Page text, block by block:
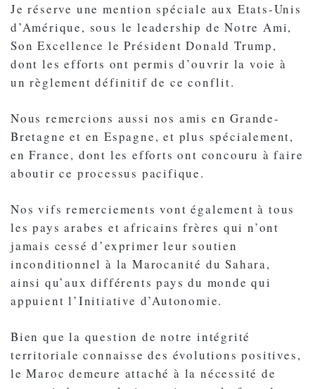
Je réserve une mention spéciale aux Etats-Unis
d’Amérique, sous le leadership de Notre Ami,
Son Excellence le Président Donald Trump,
dont les efforts ont permis d’ouvrir la voie à
un règlement définitif de ce conflit.
Nous remercions aussi nos amis en Grande-
Bretagne et en Espagne, et plus spécialement,
en France, dont les efforts ont concouru à faire
aboutir ce processus pacifique.
Nos vifs remerciements vont également à tous
les pays arabes et africains frères qui n’ont
jamais cessé d’exprimer leur soutien
inconditionnel à la Marocanité du Sahara,
ainsi qu’aux différents pays du monde qui
appuient l’Initiative d’Autonomie.
Bien que la question de notre intégrité
territoriale connaisse des évolutions positives,
le Maroc demeure attaché à la nécessité de